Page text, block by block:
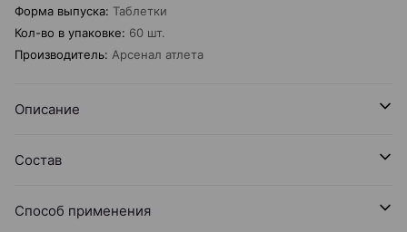
Форма выпуска: Таблетки
Кол-во в упаковке: 60 шт.
Производитель: Арсенал атлета
Описание
Состав
Способ применения